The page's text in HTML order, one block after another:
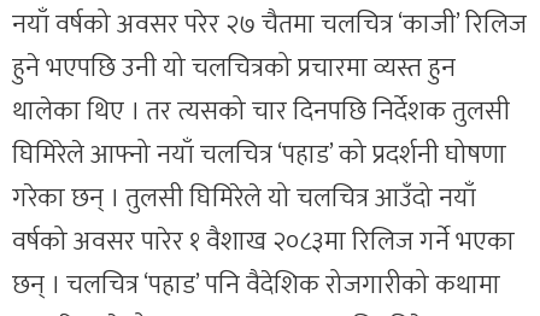
नयाँ वर्षको अवसर परेर २७ चैतमा चलचित्र ‘काजी’ रिलिज
हुने भएपछि उनी यो चलचित्रको प्रचारमा व्यस्त हुन
थालेका थिए । तर त्यसको चार दिनपछि निर्देशक तुलसी
घिमिरेले आफ्नो नयाँ चलचित्र ‘पहाड’ को प्रदर्शनी घोषणा
गरेका छन् । तुलसी घिमिरेले यो चलचित्र आउँदो नयाँ
वर्षको अवसर पारेर १ वैशाख २०८३मा रिलिज गर्ने भएका
छन् । चलचित्र ‘पहाड’ पनि वैदेशिक रोजगारीको कथामा